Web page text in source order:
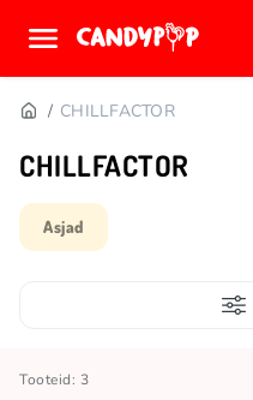
CHILLFACTOR
CHILLFACTOR
Asjad
Tooteid: 3